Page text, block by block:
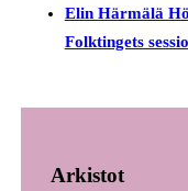
Elin Härmälä
Folktingets
Arkistot